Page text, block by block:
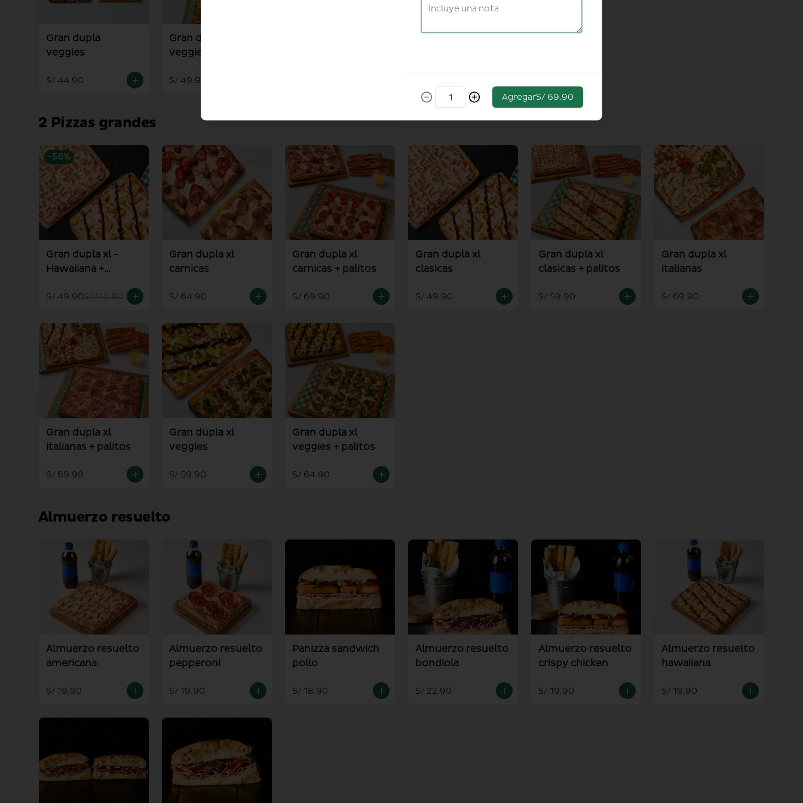
Gran dupla
veggies
S/ 44.90
Gran dupla
veggies + palitos +
S/ 49.90
2 Pizzas grandes
-56%
Gran dupla xl -
Hawaiiana +
S/ 49.90S/ 112.80
Gran dupla xl
carnicas
S/ 64.90
Gran dupla xl
carnicas + palitos
S/ 69.90
Gran dupla xl
clasicas
S/ 49.90
Gran dupla xl
clasicas + palitos
S/ 59.90
Gran dupla xl
italianas
S/ 69.90
Gran dupla xl
italianas + palitos
S/ 69.90
Gran dupla xl
veggies
S/ 59.90
Gran dupla xl
veggies + palitos
S/ 64.90
Almuerzo resuelto
Almuerzo resuelto
americana
S/ 19.90
Almuerzo resuelto
pepperoni
S/ 19.90
Panizza sandwich
pollo
S/ 18.90
Almuerzo resuelto
bondiola
S/ 22.90
Almuerzo resuelto
crispy chicken
S/ 19.90
Almuerzo resuelto
hawaiiana
S/ 19.90
AgregarS/ 69.90